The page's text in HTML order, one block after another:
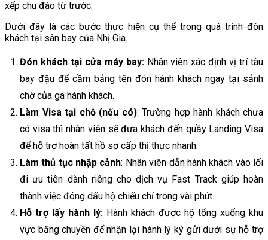
xếp chu đáo từ trước.
Dưới đây là các bước thực hiện cụ thể trong quá trình đón
khách tại sân bay của Nhị Gia.
Đón khách tại cửa máy bay:Nhân viên xác định vị trí tàu
bay đậu để cầm bảng tên đón hành khách ngay tại sảnh
chờ của ga hành khách.
Làm Visa tại chỗ (nếu có): Trường hợp hành khách chưa
có visa thì nhân viên sẽ đưa khách đến quầy Landing Visa
để hỗ trợ hoàn tất hồ sơ cấp thị thực nhanh.
Làm thủ tục nhập cảnh: Nhân viên dẫn hành khách vào lối
đi ưu tiên dành riêng cho dịch vụ Fast Track giúp hoàn
thành việc đóng dấu hộ chiếu chỉ trong vài phút.
Hỗ trợ lấy hành lý: Hành khách được hộ tống xuống khu
vực băng chuyền để nhận lại hành lý ký gửi dưới sự hỗ trợ